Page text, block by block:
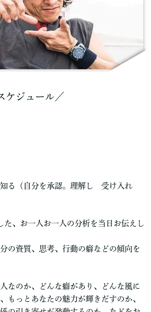
ジュール／
る（自分を承認。理解し 受け入れ
た、お一人お一人の分析を当日お伝えし
の資質、思考、行動の癖などの傾向を
なのか、どんな癖があり、どんな風に
もっとあなたの魅力が輝きだすのか、